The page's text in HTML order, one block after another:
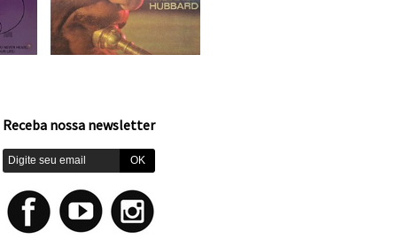
Receba nossa newsletter